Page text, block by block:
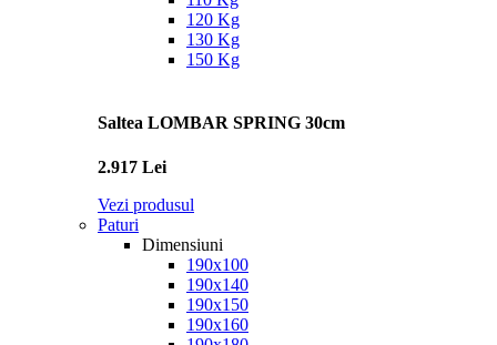
120 Kg
130 Kg
150 Kg
Saltea LOMBAR SPRING 30cm
2.917 Lei
Vezi produsul
Paturi
Dimensiuni
190x100
190x140
190x150
190x160